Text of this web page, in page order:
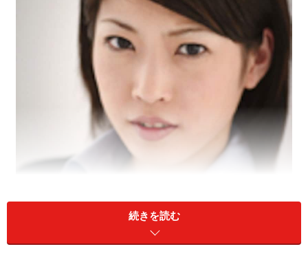
続きを読む